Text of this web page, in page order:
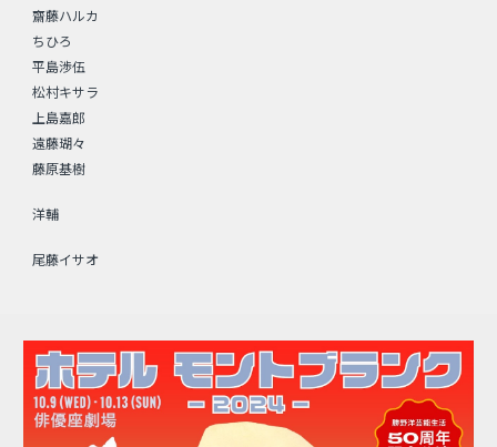
齋藤ハルカ
ちひろ
平島渉伍
松村キサラ
上島嘉郎
遠藤瑚々
藤原基樹
洋輔
尾藤イサオ